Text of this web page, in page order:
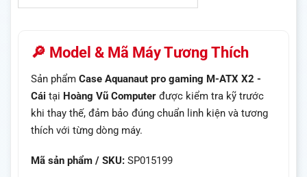
🔎 Model & Mã Máy Tương Thích
Sản phẩm Case Aquanaut pro gaming M-ATX X2 -
Cái tại Hoàng Vũ Computer được kiểm tra kỹ trước
khi thay thế, đảm bảo đúng chuẩn linh kiện và tương
thích với từng dòng máy.
Mã sản phẩm / SKU: SP015199